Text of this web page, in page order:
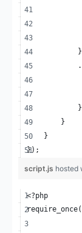
        }
    }
});
script.js hosted
<?php